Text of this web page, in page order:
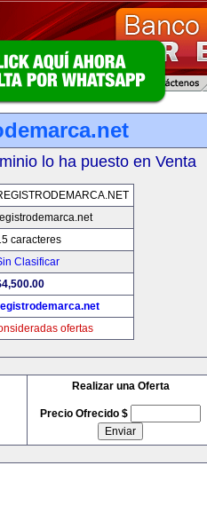
lo ha puesto en Venta
caracteres
Clasificar
ofertas
Realizar una Oferta
Precio Ofrecido $